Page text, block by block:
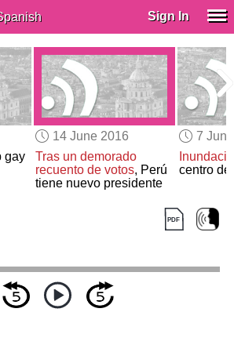
Sign In
gay
14 June 2016
Tras un demorado
recuento de votos, Perú
tiene nuevo presidente
7
centro de